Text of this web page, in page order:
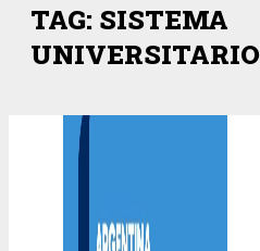
TAG: SISTEMA
UNIVERSITARIO